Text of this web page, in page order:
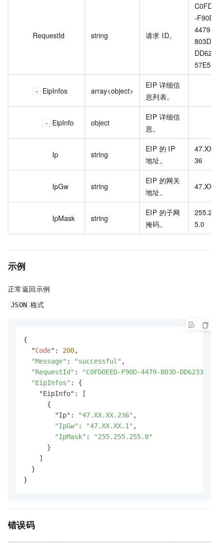
RequestId string 请求 ID。
-F90D-
4479-
803D-
EipInfos array<object>
EIP 详细信
息列表。
EipInfo object
EIP 详细信
息。
Ip string
EIP 的 IP
地址。
36
IpGw string
EIP 的网关
地址。
IpMask string
EIP 的子网
掩码。
5.0
示例
正常返回示例
JSON 格式
{
  "
Code": 200,
"Message" : "successful" ,
"RequestId" :
"C0FD0EED-F90D-4479-803D-
"EipInfos" : {
    "EipInfo": [
      {
        "Ip":
"47.XX.XX.236" ,
"IpGw" : "47.XX.XX.1" ,
"IpMask" :
"255.255.255.0"
      }
    ]
  }
}
错误码